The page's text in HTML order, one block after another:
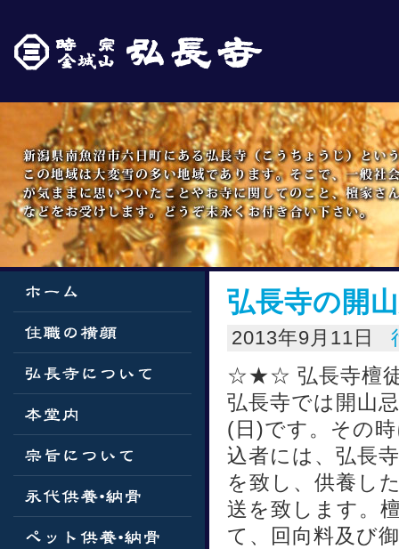
弘長寺の開
2013年9月11日
☆★☆ 弘長寺檀
弘長寺では開山
(日)です。その
込者には、弘長
を致し、供養し
送を致します。
て、回向料及び